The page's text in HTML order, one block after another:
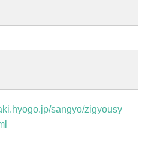
sangyo/zigyousy